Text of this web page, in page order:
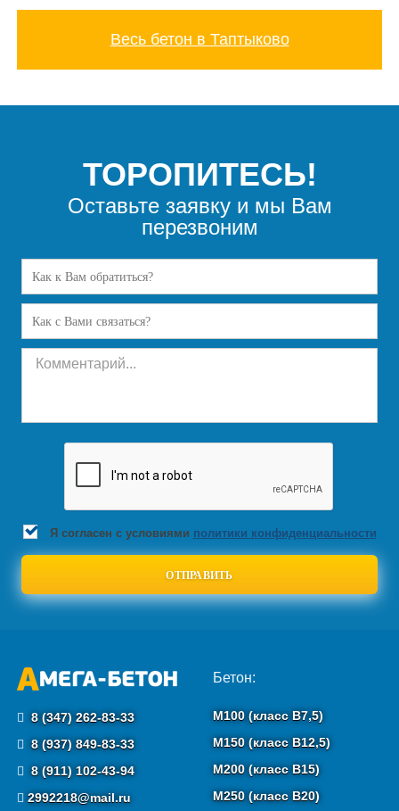
Весь бетон в Таптыково
ТОРОПИТЕСЬ!
Оставьте заявку и мы Вам
перезвоним
Я согласен с условиями политики конфиденциальности
8 (347) 262-83-33
8 (937) 849-83-33
8 (911) 102-43-94
2992218@mail.ru
Бетон:
М100 (класс B7,5)
М150 (класс B12,5)
М200 (класс B15)
М250 (класс B20)